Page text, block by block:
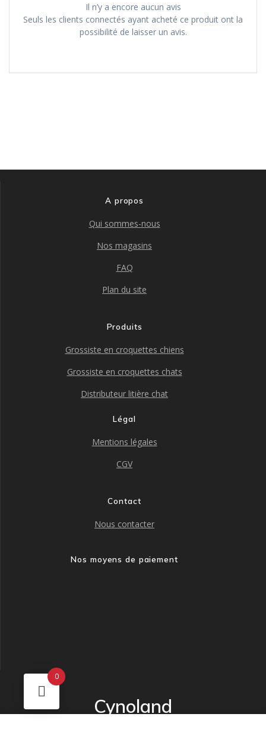
Il n’y a encore aucun avis
Seuls les clients connectés ayant acheté ce produit ont la
possibilité de laisser un avis.
A propos
Qui sommes-nous
Nos magasins
FAQ
Plan du site
Produits
Grossiste en croquettes chiens
Grossiste en croquettes chats
Distributeur litière chat
Légal
Mentions légales
CGV
Contact
Nous contacter
Nos moyens de paiement
Cynoland
0